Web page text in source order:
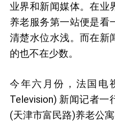
业界和新闻媒体。在业
养老服务第一站便是看
清楚水位水浅。而在新
的也不在少数。
今年六月份，法国电
Television) 新闻记者一
(天津市富民路)养老公寓